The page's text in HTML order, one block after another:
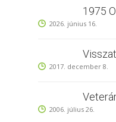
1975
2026. június 16.
2017. december 8.
2006. július 26.